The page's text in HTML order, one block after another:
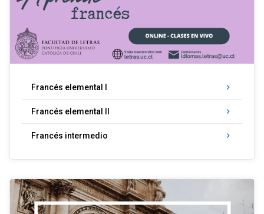
Francés elemental I keyboard_arrow_right
Francés elemental II keyboard_arrow_right
Francés intermedio keyboard_arrow_right